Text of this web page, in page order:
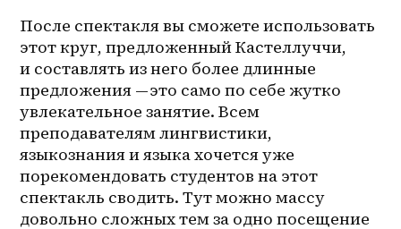
После спектакля вы сможете использовать
этот круг, предложенный Кастеллуччи,
и составлять из него более длинные
предложения — это само по себе жутко
увлекательное занятие. Всем
преподавателям лингвистики,
языкознания и языка хочется уже
порекомендовать студентов на этот
спектакль сводить. Тут можно массу
довольно сложных тем за одно посещение